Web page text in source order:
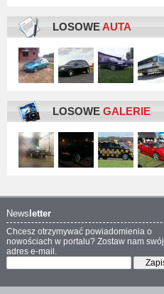
LOSOWEAUTA
LOSOWE GALERIE
News letter
Chcesz otrzymywać powiadomienia o
nowościach w portalu? Zostaw nam swój
adres e-mail.